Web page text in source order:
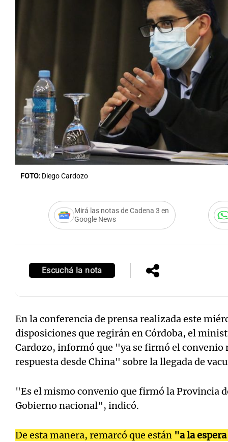
FOTO: Diego Cardozo
Mirá las notas de Cadena 3 en
Google News
Escuchá la nota
En la conferencia de prensa realizada este
disposiciones que regirán en Córdoba, el
Cardozo, informó que "ya se firmó el convenio
respuesta desde China" sobre la llegada de
"Es el mismo convenio que firmó la Provincia
Gobierno nacional", indicó.
De esta manera, remarcó que están "a la
Notas
Editorial
Notas
Mundial 2026 La